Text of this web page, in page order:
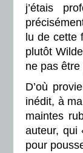
j’étais
lu de cette
plutôt
ne pas être
D’où
inédit, à
maintes
auteur, qui
pour